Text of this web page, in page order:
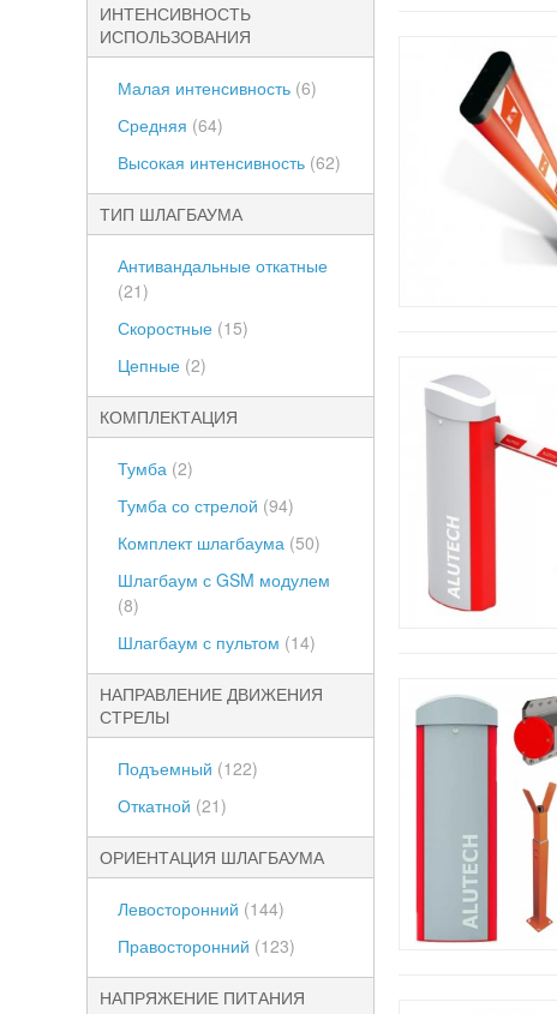
ИНТЕНСИВНОСТЬ
ИСПОЛЬЗОВАНИЯ
Малая интенсивность (6)
Средняя (64)
Высокая интенсивность (62)
ТИП ШЛАГБАУМА
Антивандальные откатные
(21)
Скоростные (15)
Цепные (2)
КОМПЛЕКТАЦИЯ
Тумба (2)
Тумба со стрелой (94)
Комплект шлагбаума (50)
Шлагбаум с GSM модулем
(8)
Шлагбаум с пультом (14)
НАПРАВЛЕНИЕ ДВИЖЕНИЯ
СТРЕЛЫ
Подъемный (122)
Откатной (21)
ОРИЕНТАЦИЯ ШЛАГБАУМА
Левосторонний (144)
Правосторонний (123)
НАПРЯЖЕНИЕ ПИТАНИЯ